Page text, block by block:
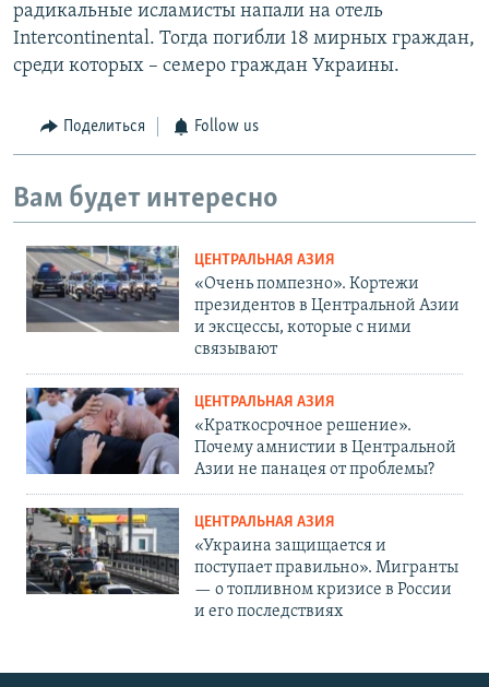
радикальные исламисты напали на отель
Intercontinental. Тогда погибли 18 мирных граждан,
среди которых – семеро граждан Украины.
Поделиться Follow us
Вам будет интересно
ЦЕНТРАЛЬНАЯ АЗИЯ
«Очень помпезно». Кортежи
президентов в Центральной Азии
и эксцессы, которые с ними
связывают
ЦЕНТРАЛЬНАЯ АЗИЯ
«Краткосрочное решение».
Почему амнистии в Центральной
Азии не панацея от проблемы?
ЦЕНТРАЛЬНАЯ АЗИЯ
«Украина защищается и
поступает правильно». Мигранты
— о топливном кризисе в России
и его последствиях